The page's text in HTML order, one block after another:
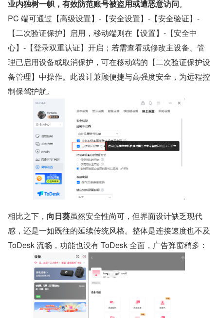
业内独树一帜，有效防范账号被盗用或遭恶意访问。
PC 端可通过【高级设置】-【安全设置】-【安全验证】-
【二次验证保护】启用，移动端则在【设置】-【安全中
心】-【登录双重认证】开启；若需查看或修改主设备、管
理已启用设备或取消保护，可在移动端的【二次验证保护设
备管理】中操作。此设计兼顾便捷与高强度安全，为远程控
制保驾护航。
相比之下， 向日葵虽然安全性尚可，但界面设计缺乏现代
感，还是一如既往的延续传统风格。整体是连接速度也不及
ToDesk 流畅，功能也没有 ToDesk 全面，广告弹窗稍多：